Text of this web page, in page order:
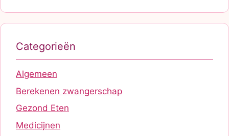
Categorieën
Algemeen
Berekenen zwangerschap
Gezond Eten
Medicijnen